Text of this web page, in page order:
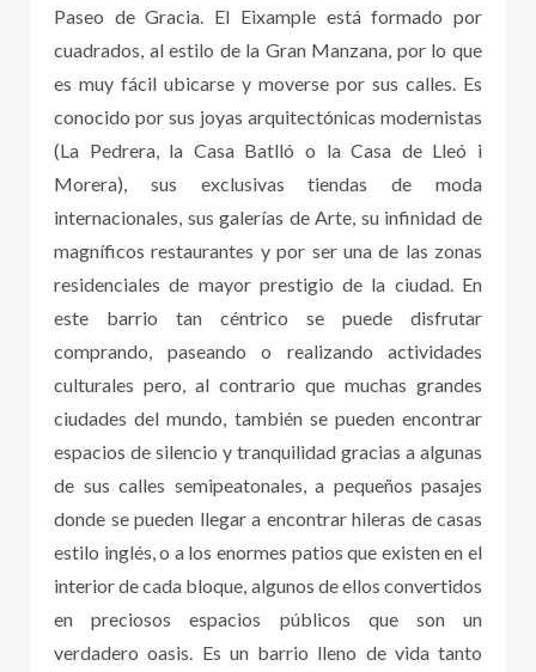
Paseo de Gracia. El Eixample está formado por
cuadrados, al estilo de la Gran Manzana, por lo que
es muy fácil ubicarse y moverse por sus calles. Es
conocido por sus joyas arquitectónicas modernistas
(La Pedrera, la Casa Batlló o la Casa de Lleó i
Morera), sus exclusivas tiendas de moda
internacionales, sus galerías de Arte, su infinidad de
magníficos restaurantes y por ser una de las zonas
residenciales de mayor prestigio de la ciudad. En
este barrio tan céntrico se puede disfrutar
comprando, paseando o realizando actividades
culturales pero, al contrario que muchas grandes
ciudades del mundo, también se pueden encontrar
espacios de silencio y tranquilidad gracias a algunas
de sus calles semipeatonales, a pequeños pasajes
donde se pueden llegar a encontrar hileras de casas
estilo inglés, o a los enormes patios que existen en el
interior de cada bloque, algunos de ellos convertidos
en preciosos espacios públicos que son un
verdadero oasis. Es un barrio lleno de vida tanto